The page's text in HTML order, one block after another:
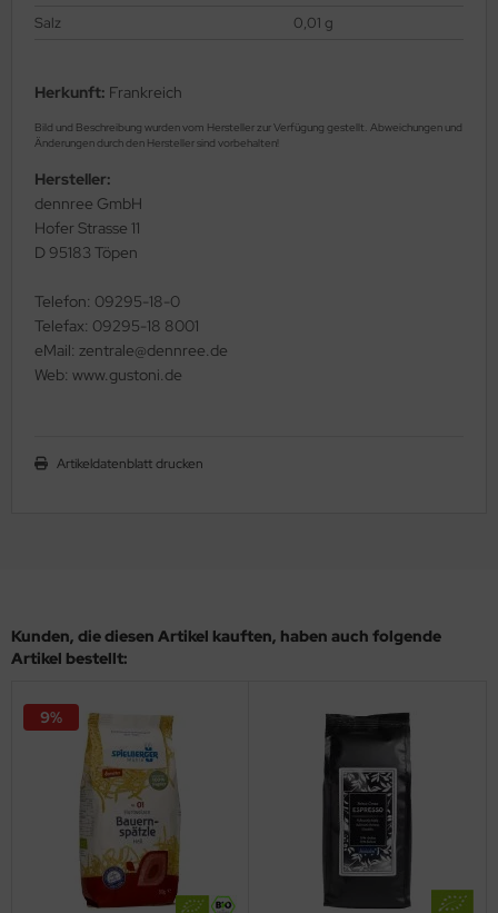
Salz
0,01 g
Herkunft: Frankreich
Bild und Beschreibung wurden vom Hersteller zur Verfügung gestellt. Abweichungen und
Änderungen durch den Hersteller sind vorbehalten!
Hersteller:
dennree GmbH
Hofer Strasse 11
D 95183 Töpen
Telefon: 09295-18-0
Telefax: 09295-18 8001
eMail: zentrale@dennree.de
Web: www.gustoni.de
Artikeldatenblatt drucken
Kunden, die diesen Artikel kauften, haben auch folgende
Artikel bestellt:
9%